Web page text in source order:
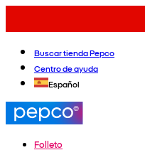
Buscar tienda Pepco
Centro de ayuda
Español
Folleto